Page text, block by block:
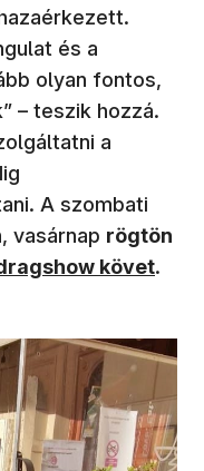
és a
olyan fontos,
– teszik hozzá.
a
A szombati
vasárnap rögtön
követ.